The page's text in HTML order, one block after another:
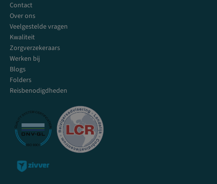
Contact
Over ons
Veelgestelde vragen
Kwaliteit
Zorgverzekeraars
Werken bij
Blogs
Folders
Reisbenodigdheden